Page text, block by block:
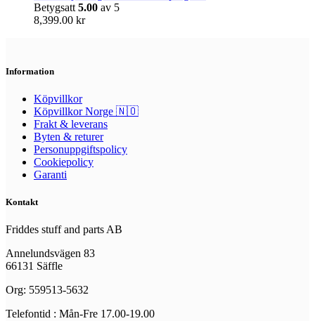
Betygsatt 5.00 av 5
8,399.00 kr
Information
Köpvillkor
Köpvillkor Norge 🇳🇴
Frakt & leverans
Byten & returer
Personuppgiftspolicy
Cookiepolicy
Garanti
Kontakt
Friddes stuff and parts AB
Annelundsvägen 83
66131 Säffle
Org: 559513-5632
Telefontid : Mån-Fre 17.00-19.00